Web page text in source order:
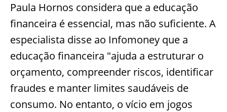
Paula Hornos considera que a educação
financeira é essencial, mas não suficiente. A
especialista disse ao Infomoney que a
educação financeira "ajuda a estruturar o
orçamento, compreender riscos, identificar
fraudes e manter limites saudáveis de
consumo. No entanto, o vício em jogos